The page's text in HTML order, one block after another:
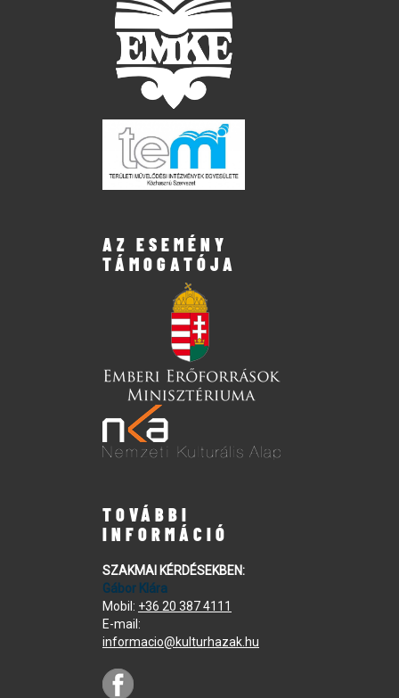
AZ ESEMÉNY
TÁMOGATÓJA
TOVÁBBI
INFORMÁCIÓ
SZAKMAI KÉRDÉSEKBEN:
Gábor Klára
Mobil: +36 20 387 4111
E-mail:
informacio@kulturhazak.hu